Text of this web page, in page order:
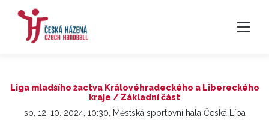
Liga mladšího žactva Královéhradeckého a Libereckého
kraje / Základní část
so, 12. 10. 2024, 10:30, Městská sportovní hala Česká Lípa